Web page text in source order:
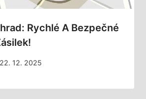
Rychlé A Bezpečné
22. 12. 2025